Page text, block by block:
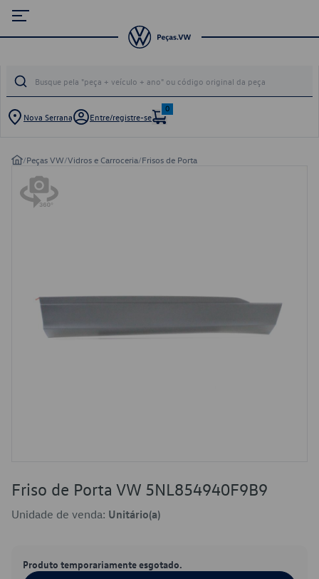
Nova Serrana Entre/registre-se
0
/Peças VW/Vidros e Carroceria/Frisos de Porta
Friso de Porta VW 5NL854940F9B9
Unidade de venda: Unitário(a)
Produto temporariamente esgotado.